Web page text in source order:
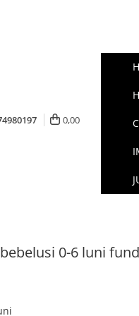
0,00
0-6 luni